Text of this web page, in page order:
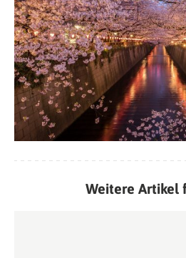
Weitere Artikel